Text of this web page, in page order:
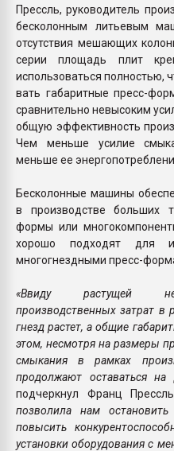
Прессль, руководитель
бесколонным литьевым
отсутствия мешающих
серии площадь плит
использоваться полностью,
вать габаритные пресс-
сравнительно невысоким
общую эффективность
Чем меньше усилие
меньше ее
Бесколонные машины
в производстве больших
формы или
хорошо подходят для
многогнездными пресс-
«Ввиду растущей
производственных затрат в
гнезд растет, а общие
этом, несмотря на размеры
смыкания в рамках
продолжают оставаться на
подчеркнул Франц
позволила нам
повысить
установки оборудования с